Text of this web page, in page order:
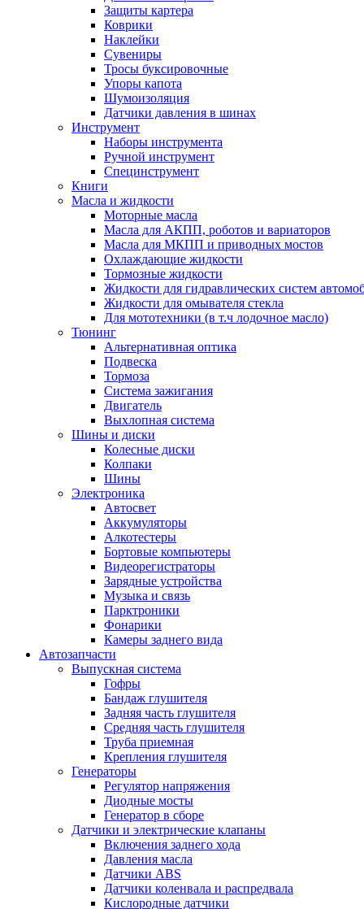
Защиты картера
Коврики
Наклейки
Сувениры
Тросы буксировочные
Упоры капота
Шумоизоляция
Датчики давления в шинах
Инструмент
Наборы инструмента
Ручной инструмент
Специнструмент
Книги
Масла и жидкости
Моторные масла
Масла для АКПП, роботов и вариаторов
Масла для МКПП и приводных мостов
Охлаждающие жидкости
Тормозные жидкости
Жидкости для гидравлических систем
Жидкости для омывателя стекла
Для мототехники (в т.ч лодочное масло)
Тюнинг
Альтернативная оптика
Подвеска
Тормоза
Система зажигания
Двигатель
Выхлопная система
Шины и диски
Колесные диски
Колпаки
Шины
Электроника
Автосвет
Аккумуляторы
Алкотестеры
Бортовые компьютеры
Видеорегистраторы
Зарядные устройства
Музыка и связь
Парктроники
Фонарики
Камеры заднего вида
Автозапчасти
Выпускная система
Гофры
Бандаж глушителя
Задняя часть глушителя
Средняя часть глушителя
Труба приемная
Крепления глушителя
Генераторы
Регулятор напряжения
Диодные мосты
Генератор в сборе
Датчики и электрические клапаны
Включения заднего хода
Давления масла
Датчики ABS
Датчики коленвала и распредвала
Кислородные датчики